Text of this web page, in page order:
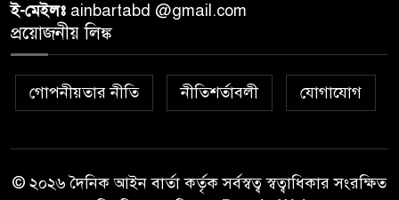
দক্ষিণ চট্টগ্রামের এক অসহায় ও
ডোনার্স ক্লাব” এবং “হাসিমুখ পরিবার”
৮
আইনানুগ ব্যবস্থা: তথ্য উপদেষ্টা
৯
ই-মেইলঃ ainbartabd @gmail.com
প্রয়োজনীয় লিঙ্ক
গোপনীয়তার নীতি নীতিশর্তাবলী যোগাযোগ
© ২০২৬ দৈনিক আইন বার্তা কর্তৃক সর্বস্বত্ব স্বত্বাধিকার সংরক্ষিত